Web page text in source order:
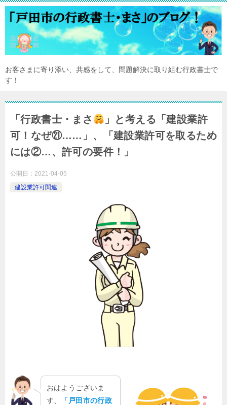
お客さまに寄り添い、共感をして、問題解決に取り組む行政書士で
す！
「行政書士・まさ
」と考える「建設業許
可！なぜ㉑……」、「建設業許可を取るため
には②…、許可の要件！」
公開日： 2021-04-05
建設業許可関連
おはようございま
す、
「戸田市の行政